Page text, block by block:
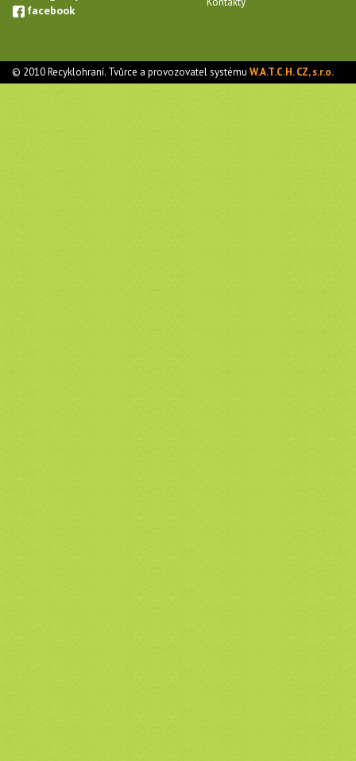
facebook
© 2010 Recyklohraní. Tvůrce a provozovatel systémuW.A.T.C.H. CZ, s.r.o.